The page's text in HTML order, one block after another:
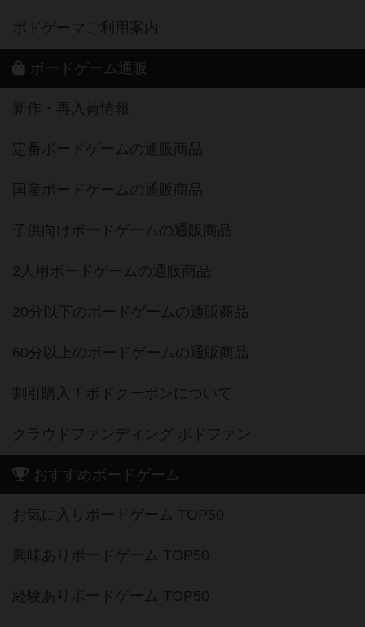
ボドゲーマご利用案内
ボードゲーム通販
新作・再入荷情報
定番ボードゲームの通販商品
国産ボードゲームの通販商品
子供向けボードゲームの通販商品
2人用ボードゲームの通販商品
20分以下のボードゲームの通販商品
60分以上のボードゲームの通販商品
割引購入！ボドクーポンについて
クラウドファンディング ボドファン
おすすめボードゲーム
お気に入りボードゲーム TOP50
興味ありボードゲーム TOP50
経験ありボードゲーム TOP50